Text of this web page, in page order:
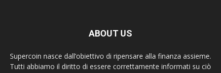
ABOUT US
Supercoin nasce dall’obiettivo di ripensare alla finanza assieme.
Tutti abbiamo il diritto di essere correttamente informati su ciò